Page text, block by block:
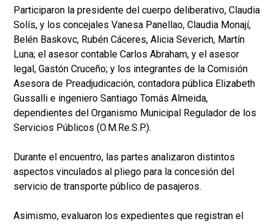
Participaron la presidente del cuerpo deliberativo, Claudia
Solís, y los concejales Vanesa Panellao, Claudia Monají,
Belén Baskovc, Rubén Cáceres, Alicia Severich, Martín
Luna; el asesor contable Carlos Abraham, y el asesor
legal, Gastón Cruceño; y los integrantes de la Comisión
Asesora de Preadjudicación, contadora pública Elizabeth
Gussalli e ingeniero Santiago Tomás Almeida,
dependientes del Organismo Municipal Regulador de los
Servicios Públicos (O.M.Re.S.P.).
Durante el encuentro, las partes analizaron distintos
aspectos vinculados al pliego para la concesión del
servicio de transporte público de pasajeros.
Asimismo, evaluaron los expedientes que registran el